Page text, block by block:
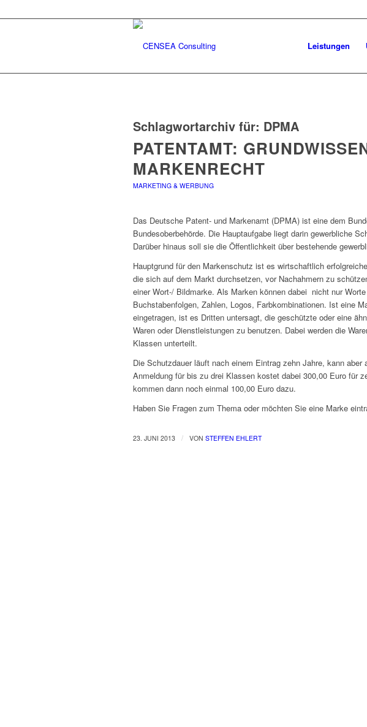
Leistungen
Schlagwortarchiv für: DPMA
PATENTAMT:
MARKENRECHT
MARKETING & WERBUNG
Das Deutsche Patent- und Markenamt (DPMA) ist eine dem
Bundesoberbehörde. Die Hauptaufgabe liegt darin gewerbliche
Darüber hinaus soll sie die Öffentlichkeit über bestehende
Hauptgrund für den Markenschutz ist es wirtschaftlich
die sich auf dem Markt durchsetzen, vor Nachahmern zu
einer Wort-/ Bildmarke. Als Marken können dabei nicht nur
Buchstabenfolgen, Zahlen, Logos, Farbkombinationen. Ist eine
eingetragen, ist es Dritten untersagt, die geschützte oder eine
Waren oder Dienstleistungen zu benutzen. Dabei werden die
Klassen unterteilt.
Die Schutzdauer läuft nach einem Eintrag zehn Jahre, kann
Anmeldung für bis zu drei Klassen kostet dabei 300,00 Euro für
kommen dann noch einmal 100,00 Euro dazu.
Haben Sie Fragen zum Thema oder möchten Sie eine Marke
23. JUNI 2013 / VON STEFFEN EHLERT